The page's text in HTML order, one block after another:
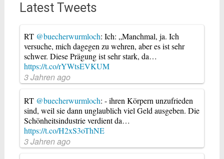
Latest Tweets
RT @buecherwurmloch: Ich: „Manchmal, ja. Ich
versuche, mich dagegen zu wehren, aber es ist sehr
schwer. Diese Prägung ist sehr stark, da…
https://t.co/rYWtsEVKUM
3 Jahren ago
RT @buecherwurmloch: - ihren Körpern unzufrieden
sind, weil sie dann unglaublich viel Geld ausgeben. Die
Schönheitsindustrie verdient da…
https://t.co/H2xS3oThNE
3 Jahren ago